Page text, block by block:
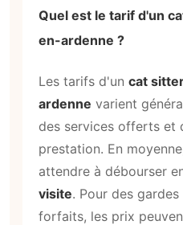
Quel est le tarif d'un
en-ardenne ?
Les tarifs d'un cat
ardenne varient
des services offerts et
prestation. En
attendre à débourser
visite. Pour des
forfaits, les prix